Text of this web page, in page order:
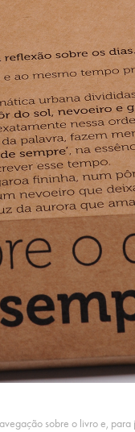
sobre o livroe, para